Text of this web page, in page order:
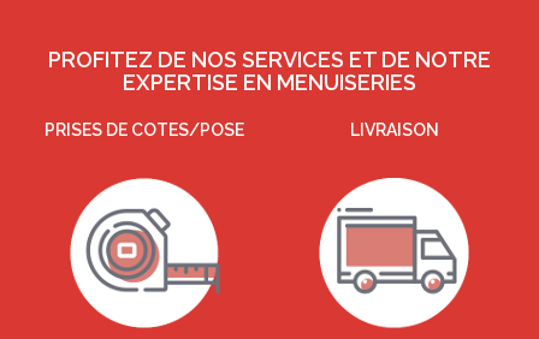
PROFITEZ DE NOS SERVICES ET DE NOTRE
EXPERTISE EN MENUISERIES
PRISES DE COTES/POSE LIVRAISON